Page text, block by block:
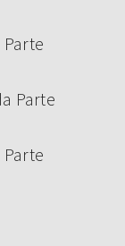
Parte
Parte
Parte